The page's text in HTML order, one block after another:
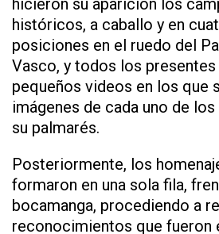
históricos, a caballo y en
posiciones en el ruedo del
Vasco, y todos los
pequeños videos en los que
imágenes de cada uno de
su palmarés.
Posteriormente, los
formaron en una sola fila,
bocamanga, procediendo a
reconocimientos que fueron